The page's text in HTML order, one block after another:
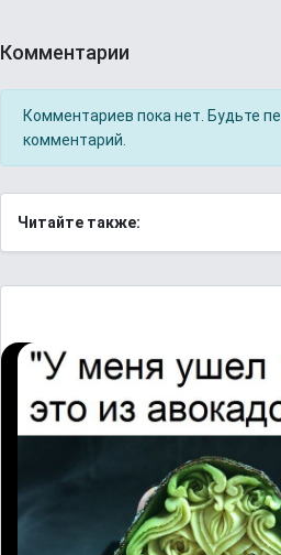
Комментарии
Комментариев пока нет. Будьте
комментарий.
Читайте также: